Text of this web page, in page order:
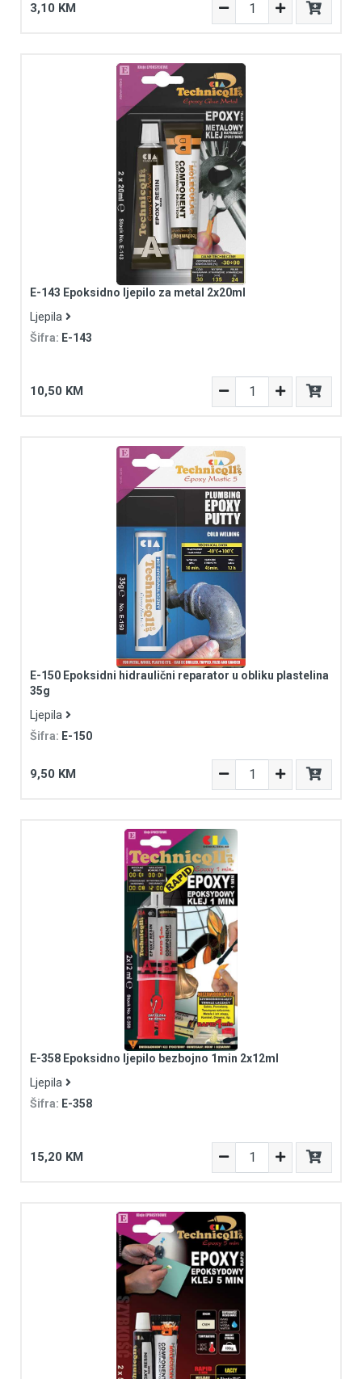
3,10 KM
E-143 Epoksidno ljepilo za metal 2x20ml
Ljepila
Šifra: E-143
10,50 KM
E-150 Epoksidni hidraulični reparator u obliku plastelina
35g
Ljepila
Šifra: E-150
9,50 KM
E-358 Epoksidno ljepilo bezbojno 1min 2x12ml
Ljepila
Šifra: E-358
15,20 KM